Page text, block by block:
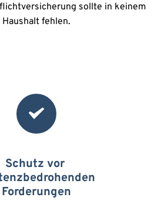
sollte in keinem
Haushalt fehlen.
Schutz vor
Forderungen